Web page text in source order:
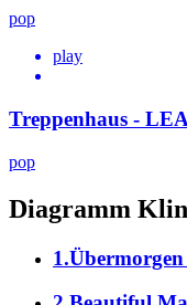
pop
play
Treppenhaus - LEA
pop
Diagramm